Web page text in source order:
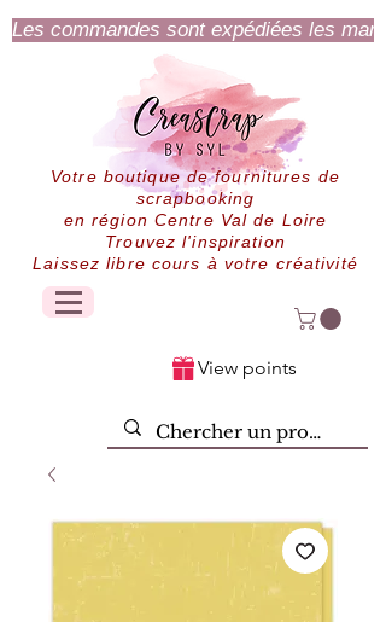
Les commandes sont expédiées les
Votre boutique de fournitures de
scrapbooking
en région Centre Val de Loire
Trouvez l'inspiration
Laissez libre cours à votre créativité
View points